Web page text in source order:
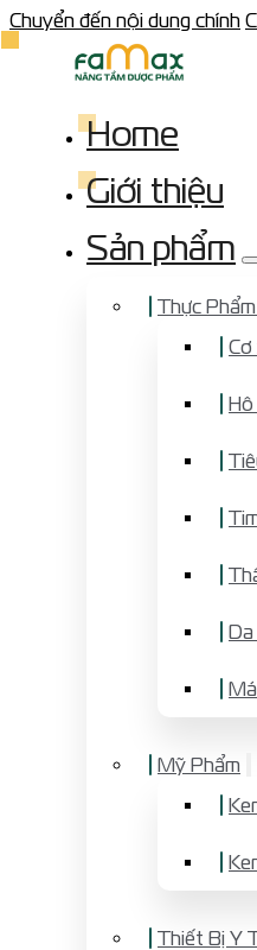
Chuyển đến nội dung chính
Home
Giới thiệu
Sản phẩm
Thực
Cơ
Hô
Da
Mỹ Phẩm
Thiết Bị Y